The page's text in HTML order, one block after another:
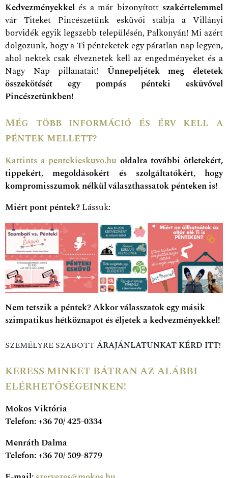
Kedvezményekkel és a már bizonyított szakértelemmel
vár Titeket Pincészetünk esküvői stábja a Villányi
borvidék egyik legszebb településén, Palkonyán! Mi azért
dolgozunk, hogy a Ti pénteketek egy páratlan nap legyen,
ahol nektek csak élveznetek kell az engedményeket és a
Nagy Nap pillanatait! Ünnepeljétek meg életetek
összekötését egy pompás pénteki esküvővel
Pincészetünkben!
Még több információ és érv kell a
péntek mellett?
Kattints apentekieskuvo.huoldalra további ötletekért,
tippekért, megoldásokért és szolgáltatókért, hogy
kompromisszumok nélkül választhassatok pénteken is!
Miért pont péntek?Lássuk:
Nem tetszik a péntek? Akkor válasszatok egy másik
szimpatikus hétköznapot és éljetek a kedvezményekkel!
SZEMÉLYRE SZABOTT ÁRAJÁNLATUNKAT KÉRD ITT!
KERESS MINKET BÁTRAN AZ ALÁBBI
ELÉRHETŐSÉGEINKEN!
Mokos Viktória
Telefon: +36 70/ 425-0334
Menráth Dalma
Telefon: +36 70/ 509-8779